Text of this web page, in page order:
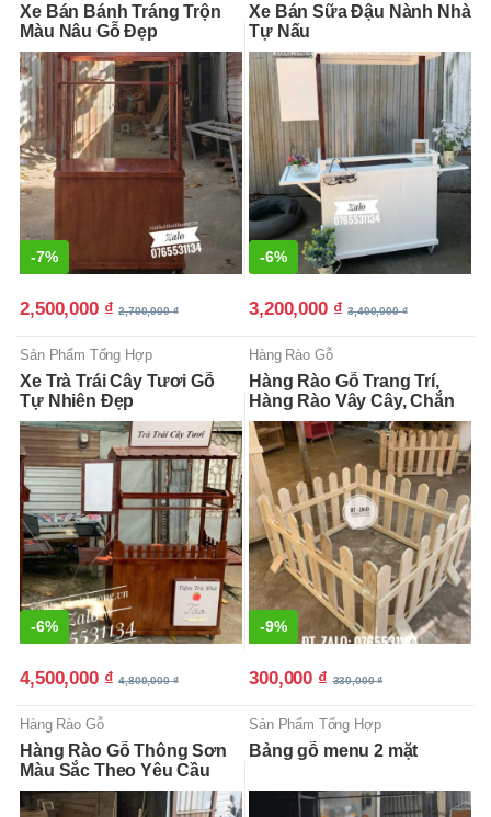
Xe Bán Bánh Tráng Trộn
Màu Nâu Gỗ Đẹp
-7%
2,500,000 ₫ 2,700,000₫
Xe Bán Sữa Đậu Nành Nhà
Tự Nấu
-6%
3,200,000 ₫ 3,400,000₫
Sản Phẩm Tổng Hợp
Xe Trà Trái Cây Tươi Gỗ
Tự Nhiên Đẹp
-6%
4,500,000 ₫ 4,800,000₫
Hàng Rào Gỗ
Hàng Rào Gỗ Trang Trí,
Hàng Rào Vây Cây, Chắn
Động Vật
-9%
300,000 ₫ 330,000₫
Hàng Rào Gỗ
Hàng Rào Gỗ Thông Sơn
Màu Sắc Theo Yêu Cầu
Sản Phẩm Tổng Hợp
Bảng gỗ menu 2 mặt